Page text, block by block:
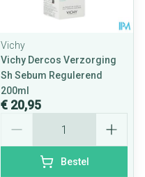
Vichy
Vichy Dercos Verzorging
Sh Sebum Regulerend
200ml
€ 20,95
Bestel